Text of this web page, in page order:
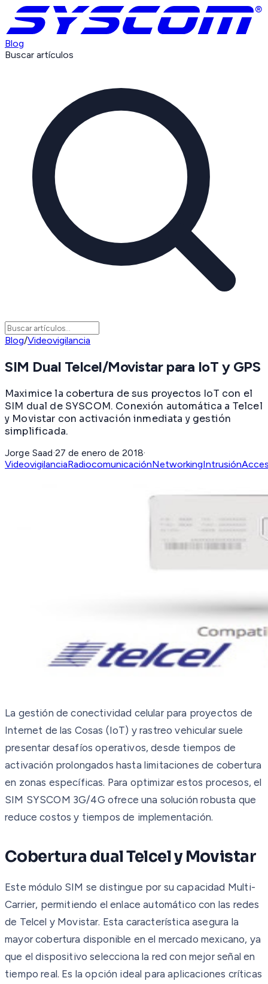
Blog
Buscar artículos
Blog/Videovigilancia
SIM Dual Telcel/Movistar para IoT y GPS
Maximice la cobertura de sus proyectos IoT con el
SIM dual de SYSCOM. Conexión automática a Telcel
y Movistar con activación inmediata y gestión
simplificada.
Jorge Saad·27 de enero de 2018·
VideovigilanciaRadiocomunicaciónNetworkingIntrusión
La gestión de conectividad celular para proyectos de
Internet de las Cosas (IoT) y rastreo vehicular suele
presentar desafíos operativos, desde tiempos de
activación prolongados hasta limitaciones de cobertura
en zonas específicas. Para optimizar estos procesos, el
SIM SYSCOM 3G/4G ofrece una solución robusta que
reduce costos y tiempos de implementación.
Cobertura dual Telcel y Movistar
Este módulo SIM se distingue por su capacidad Multi-
Carrier, permitiendo el enlace automático con las redes
de Telcel y Movistar. Esta característica asegura la
mayor cobertura disponible en el mercado mexicano, ya
que el dispositivo selecciona la red con mejor señal en
tiempo real. Es la opción ideal para aplicaciones críticas